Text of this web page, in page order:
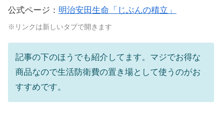
公式ページ： 明治安田生命「じぶんの積立」
※リンクは新しいタブで開きます
記事の下のほうでも紹介してます。マジでお得な
商品なので生活防衛費の置き場として使うのがお
すすめです。